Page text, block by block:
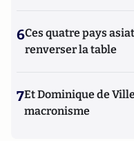
6Ces quatre pays
renverser la table
7Et Dominique de
macronisme